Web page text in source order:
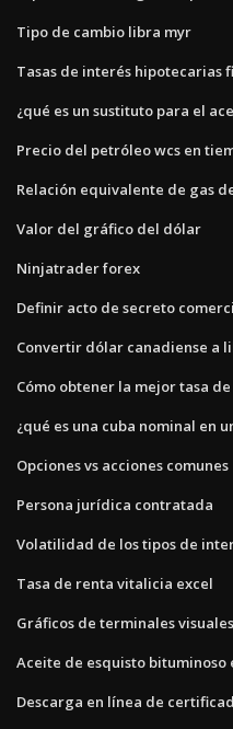
Tipo de cambio libra myr
Tasas de interés hipotecarias
¿qué es un sustituto para el
Precio del petróleo wcs en
Relación equivalente de gas
Valor del gráfico del dólar
Ninjatrader forex
Definir acto de secreto
Convertir dólar canadiense a
Cómo obtener la mejor tasa
¿qué es una cuba nominal en
Opciones vs acciones comunes
Persona jurídica contratada
Volatilidad de los tipos de
Tasa de renta vitalicia excel
Gráficos de terminales visuales
Aceite de esquisto bituminoso
Descarga en línea de